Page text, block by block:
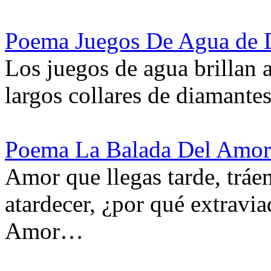
Poema Juegos De Agua
Los juegos de agua brillan
largos collares de
Poema La Balada Del
Amor que llegas tarde,
atardecer, ¿por qué
Amor…